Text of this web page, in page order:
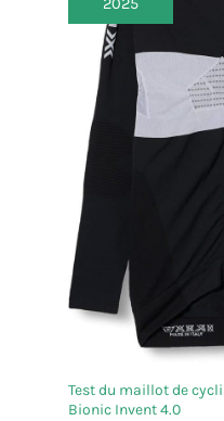
Test du maillot de
Bionic Invent 4.0